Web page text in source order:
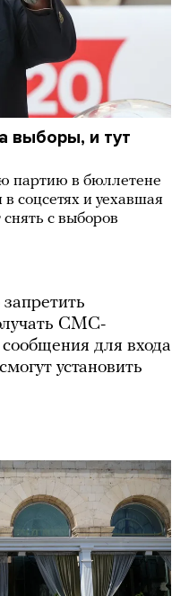
выборы, и тут
партию в бюллетене
соцсетях и уехавшая
с выборов
СМС-
для входа
установить